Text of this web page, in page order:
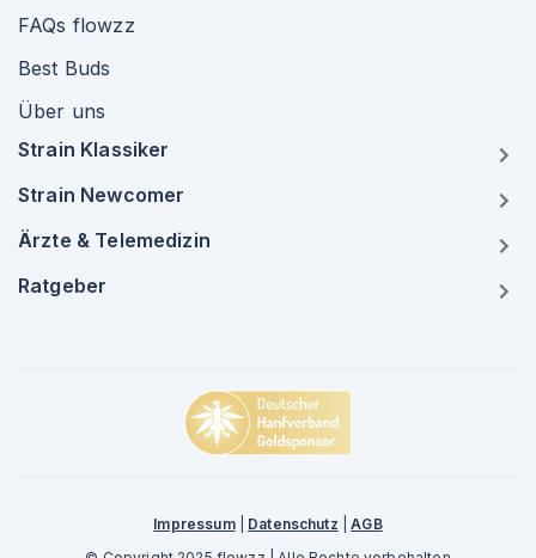
FAQs flowzz
Best Buds
Über uns
Strain Klassiker
Strain Newcomer
Ärzte & Telemedizin
Ratgeber
Impressum| Datenschutz |AGB